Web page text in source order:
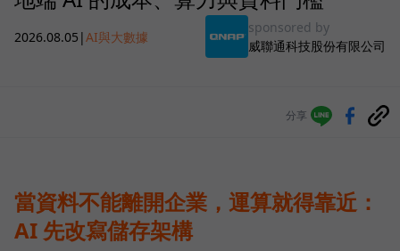
2026.08.05 |AI與大數據
sponsored by
威聯通科技股份有限公司
分享
當資料不能離開企業，運算就得靠近：
AI 先改寫儲存架構